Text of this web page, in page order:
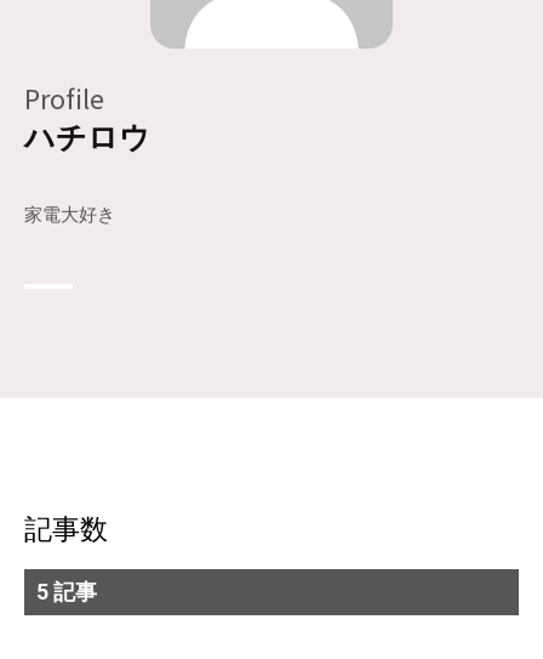
Profile
ハチロウ
家電大好き
記事数
5 記事